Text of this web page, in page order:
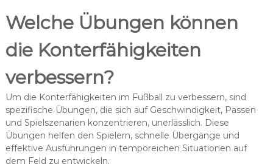
Welche Übungen können
die Konterfähigkeiten
verbessern?
Um die Konterfähigkeiten im Fußball zu verbessern, sind
spezifische Übungen, die sich auf Geschwindigkeit, Passen
und Spielszenarien konzentrieren, unerlässlich. Diese
Übungen helfen den Spielern, schnelle Übergänge und
effektive Ausführungen in temporeichen Situationen auf
dem Feld zu entwickeln.